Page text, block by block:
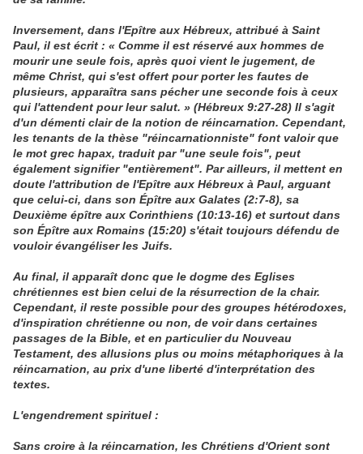
Inversement, dans l'Epître aux Hébreux, attribué à Saint
Paul, il est écrit : « Comme il est réservé aux hommes de
mourir une seule fois, après quoi vient le jugement, de
même Christ, qui s'est offert pour porter les fautes de
plusieurs, apparaîtra sans pécher une seconde fois à ceux
qui l'attendent pour leur salut. » (Hébreux 9:27-28) Il s'agit
d'un démenti clair de la notion de réincarnation. Cependant,
les tenants de la thèse "réincarnationniste" font valoir que
le mot grec hapax, traduit par "une seule fois", peut
également signifier "entièrement". Par ailleurs, il mettent en
doute l'attribution de l'Epître aux Hébreux à Paul, arguant
que celui-ci, dans son Épître aux Galates (2:7-8), sa
Deuxième épître aux Corinthiens (10:13-16) et surtout dans
son Épître aux Romains (15:20) s'était toujours défendu de
vouloir évangéliser les Juifs.
Au final, il apparaît donc que le dogme des Eglises
chrétiennes est bien celui de la résurrection de la chair.
Cependant, il reste possible pour des groupes hétérodoxes,
d'inspiration chrétienne ou non, de voir dans certaines
passages de la Bible, et en particulier du Nouveau
Testament, des allusions plus ou moins métaphoriques à la
réincarnation, au prix d'une liberté d'interprétation des
textes.
L'engendrement spirituel :
Sans croire à la réincarnation, les Chrétiens d'Orient sont